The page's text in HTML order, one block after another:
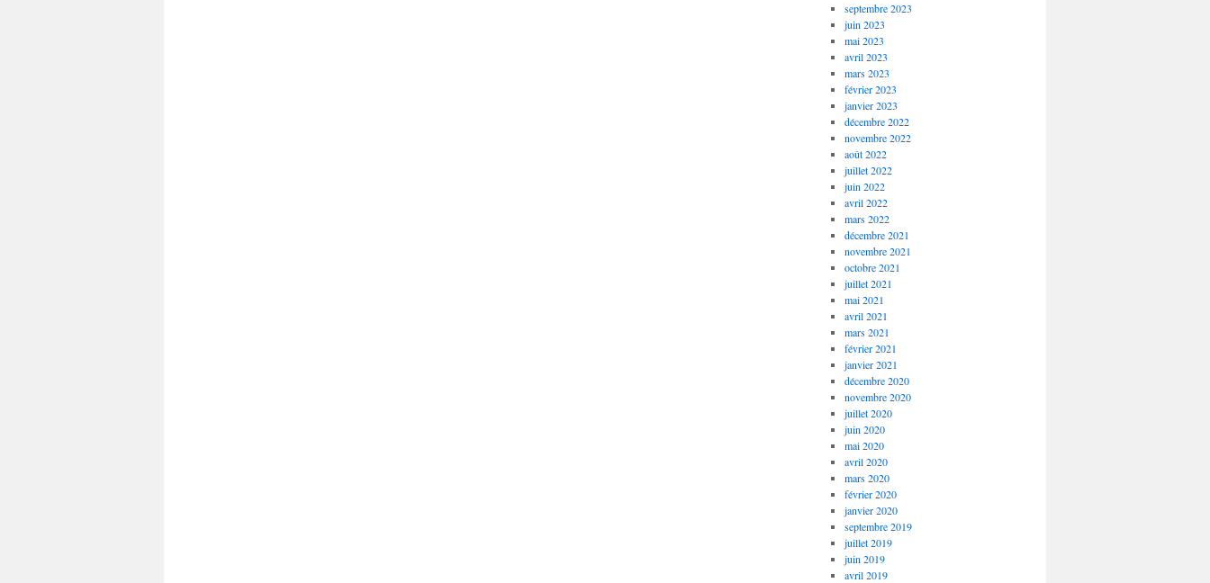
septembre 2023
juin 2023
mai 2023
avril 2023
mars 2023
février 2023
janvier 2023
décembre 2022
novembre 2022
août 2022
juillet 2022
juin 2022
avril 2022
mars 2022
décembre 2021
novembre 2021
octobre 2021
juillet 2021
mai 2021
avril 2021
mars 2021
février 2021
janvier 2021
décembre 2020
novembre 2020
juillet 2020
juin 2020
mai 2020
avril 2020
mars 2020
février 2020
janvier 2020
septembre 2019
juillet 2019
juin 2019
avril 2019